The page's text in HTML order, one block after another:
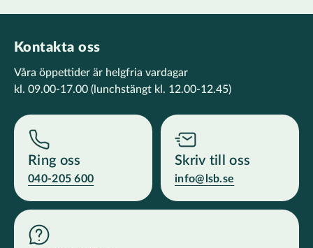
Kontakta oss
Våra öppettider är helgfria vardagar
kl. 09.00-17.00 (lunchstängt kl. 12.00-12.45)
Ring oss
040-205 600
Skriv till oss
info@lsb.se